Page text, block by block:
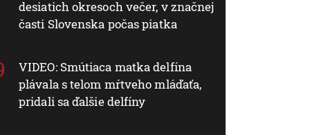
desiatich okresoch večer, v značnej
časti Slovenska počas piatka
VIDEO: Smútiaca matka delfína
plávala s telom mŕtveho mláďaťa,
pridali sa ďalšie delfíny